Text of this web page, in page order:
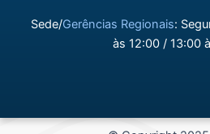
Sede/Gerências Regionais:
às 12:00 / 13:00